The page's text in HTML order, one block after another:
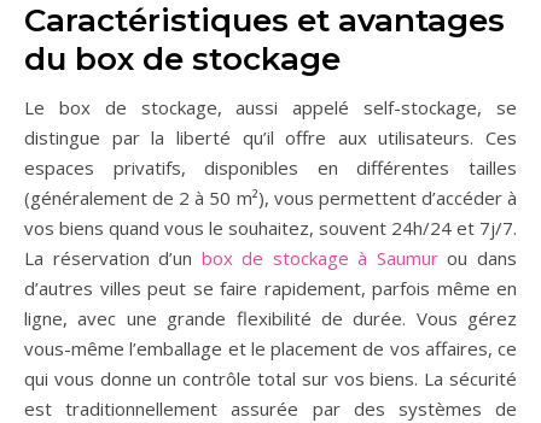
Caractéristiques et avantages
du box de stockage
Le box de stockage, aussi appelé self-stockage, se
distingue par la liberté qu’il offre aux utilisateurs. Ces
espaces privatifs, disponibles en différentes tailles
(généralement de 2 à 50 m²), vous permettent d’accéder à
vos biens quand vous le souhaitez, souvent 24h/24 et 7j/7.
La réservation d’un box de stockage à Saumurou dans
d’autres villes peut se faire rapidement, parfois même en
ligne, avec une grande flexibilité de durée. Vous gérez
vous-même l’emballage et le placement de vos affaires, ce
qui vous donne un contrôle total sur vos biens. La sécurité
est traditionnellement assurée par des systèmes de